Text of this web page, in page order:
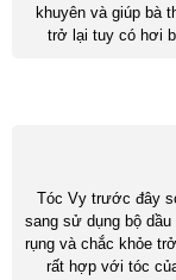
khuyên và giúp bà
trở lại tuy có hơi
Tóc Vy trước đây
sang sử dụng bộ
rụng và chắc khỏe
rất hợp với tóc